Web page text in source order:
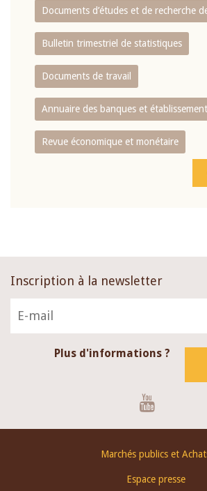
Documents d’études et de recherche
Bulletin trimestriel de statistiques
Documents de travail
Annuaire des banques et
Revue économique et monétaire
Inscription à la newsletter
Plus d'informations ?
Marchés publics et
Espace presse